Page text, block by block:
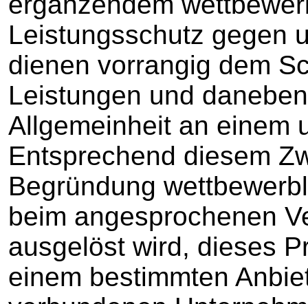
Leistungsschutz gegen
dienen vorrangig dem
Leistungen und
Allgemeinheit an einem
Entsprechend diesem
Begründung
beim angesprochenen
ausgelöst wird, dieses
einem bestimmten